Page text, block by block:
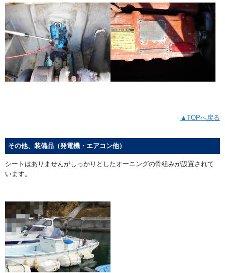
▲TOPへ戻る
その他、装備品（発電機・エアコン他）
シートはありませんがしっかりとしたオーニングの骨組みが設置されて
います。